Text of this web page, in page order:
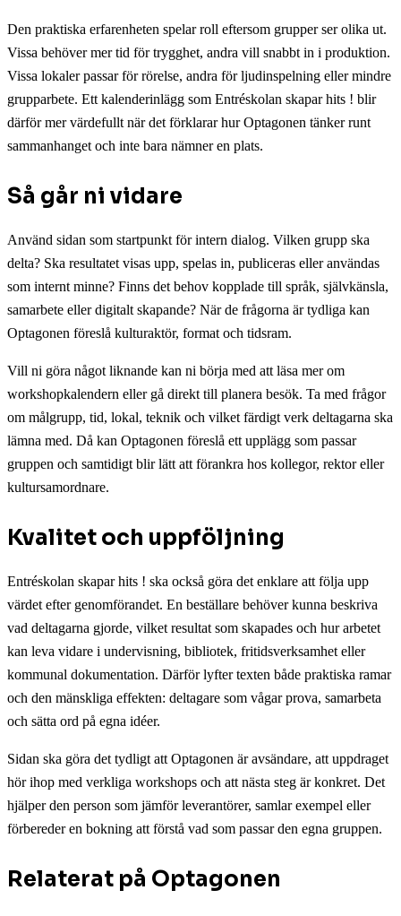
Den praktiska erfarenheten spelar roll eftersom grupper ser olika ut.
Vissa behöver mer tid för trygghet, andra vill snabbt in i produktion.
Vissa lokaler passar för rörelse, andra för ljudinspelning eller mindre
grupparbete. Ett kalenderinlägg som Entréskolan skapar hits ! blir
därför mer värdefullt när det förklarar hur Optagonen tänker runt
sammanhanget och inte bara nämner en plats.
Så går ni vidare
Använd sidan som startpunkt för intern dialog. Vilken grupp ska
delta? Ska resultatet visas upp, spelas in, publiceras eller användas
som internt minne? Finns det behov kopplade till språk, självkänsla,
samarbete eller digitalt skapande? När de frågorna är tydliga kan
Optagonen föreslå kulturaktör, format och tidsram.
Vill ni göra något liknande kan ni börja med att läsa mer om
workshopkalendern eller gå direkt till planera besök. Ta med frågor
om målgrupp, tid, lokal, teknik och vilket färdigt verk deltagarna ska
lämna med. Då kan Optagonen föreslå ett upplägg som passar
gruppen och samtidigt blir lätt att förankra hos kollegor, rektor eller
kultursamordnare.
Kvalitet och uppföljning
Entréskolan skapar hits ! ska också göra det enklare att följa upp
värdet efter genomförandet. En beställare behöver kunna beskriva
vad deltagarna gjorde, vilket resultat som skapades och hur arbetet
kan leva vidare i undervisning, bibliotek, fritidsverksamhet eller
kommunal dokumentation. Därför lyfter texten både praktiska ramar
och den mänskliga effekten: deltagare som vågar prova, samarbeta
och sätta ord på egna idéer.
Sidan ska göra det tydligt att Optagonen är avsändare, att uppdraget
hör ihop med verkliga workshops och att nästa steg är konkret. Det
hjälper den person som jämför leverantörer, samlar exempel eller
förbereder en bokning att förstå vad som passar den egna gruppen.
Relaterat på Optagonen